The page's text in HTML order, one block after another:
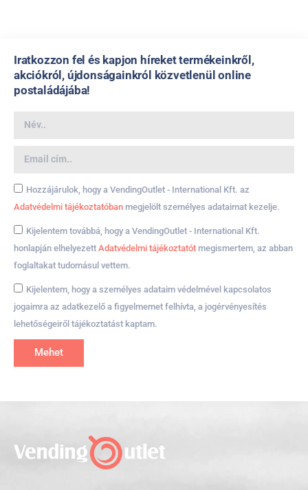
Iratkozzon fel és kapjon híreket termékeinkről,
akciókról, újdonságainkról közvetlenül online
postaládájába!
Hozzájárulok, hogy a VendingOutlet - International Kft. az
Adatvédelmi tájékoztatóban megjelölt személyes adataimat kezelje.
Kijelentem továbbá, hogy a VendingOutlet - International Kft.
honlapján elhelyezett Adatvédelmi tájékoztatót megismertem, az abban
foglaltakat tudomásul vettem.
Kijelentem, hogy a személyes adataim védelmével kapcsolatos
jogaimra az adatkezelő a figyelmemet felhívta, a jogérvényesítés
lehetőségeiről tájékoztatást kaptam.
Mehet